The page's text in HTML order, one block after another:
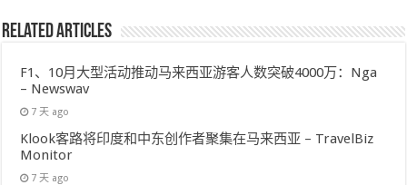
Related Articles
F1、10月大型活动推动马来西亚游客人数突破4000万：Nga
– Newswav
7 天 ago
Klook客路将印度和中东创作者聚集在马来西亚 – TravelBiz
Monitor
7 天 ago